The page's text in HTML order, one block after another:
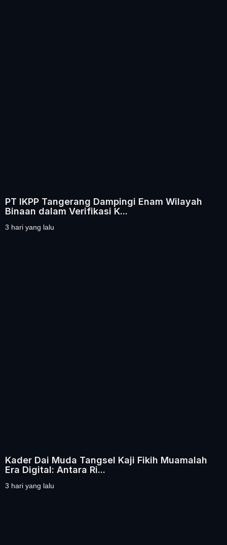
PT IKPP Tangerang Dampingi Enam Wilayah
Binaan dalam Verifikasi K...
3 hari yang lalu
Kader Dai Muda Tangsel Kaji Fikih Muamalah
Era Digital: Antara Ri...
3 hari yang lalu